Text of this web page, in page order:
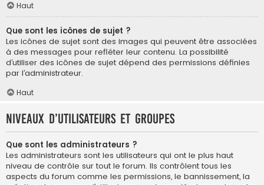
Haut
Que sont les icônes de sujet ?
Les icônes de sujet sont des images qui peuvent être associées
à des messages pour refléter leur contenu. La possibilité
d’utiliser des icônes de sujet dépend des permissions définies
par l’administrateur.
Haut
Niveaux d’utilisateurs et groupes
Que sont les administrateurs ?
Les administrateurs sont les utilisateurs qui ont le plus haut
niveau de contrôle sur tout le forum. Ils contrôlent tous les
aspects du forum comme les permissions, le bannissement, la